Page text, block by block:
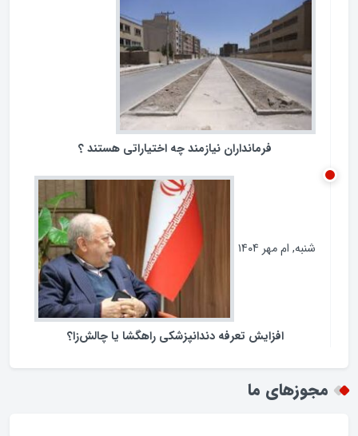
ردپای مجلس در مبارزه با فساد
سه‌شنبه, ام آبان ۱۴۰۴
فرمانداران نیازمند چه اختیاراتی هستند ؟
افزایش تعرفه دندانپزشکی راهگشا یا چالش‌زا؟